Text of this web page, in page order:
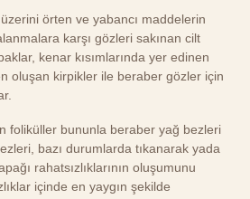
örten ve yabancı maddelerin
karşı gözleri sakınan cilt
kenar kısımlarında yer edinen
oluşan kirpikler ile beraber gözler için
foliküller bununla beraber yağ bezleri
bazı durumlarda tıkanarak yada
rahatsızlıklarının oluşumunu
içinde en yaygın şekilde